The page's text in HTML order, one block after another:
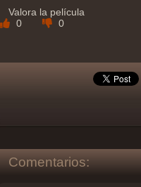
Valora la película
0
0
Comentarios: